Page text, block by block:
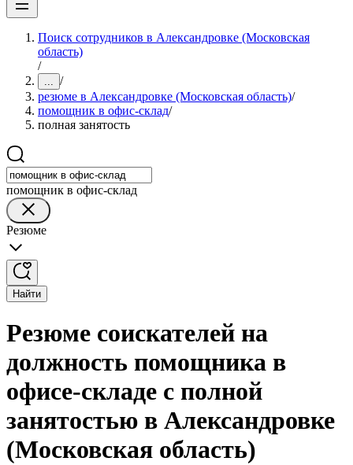
Поиск сотрудников в Александровке (Московская
область)
/
... /
резюме в Александровке (Московская область)/
помощник в офис-склад/
полная занятость
помощник в офис-склад
Резюме
Найти
Резюме соискателей на
должность помощника в
офисе-складе с полной
занятостью в Александровке
(Московская область)